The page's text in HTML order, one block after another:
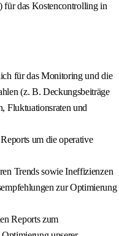
für das Kostencontrolling in
für das Monitoring und die
(z. B. Deckungsbeiträge
Fluktuationsraten und
um die operative
Trends sowie Ineffizienzen
zur Optimierung
Reports zum